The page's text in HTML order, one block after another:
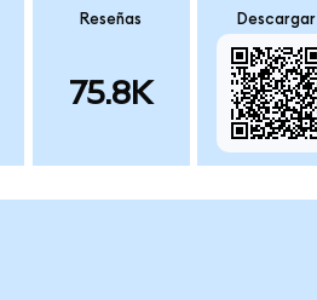
Reseñas
75.8K
Descargar